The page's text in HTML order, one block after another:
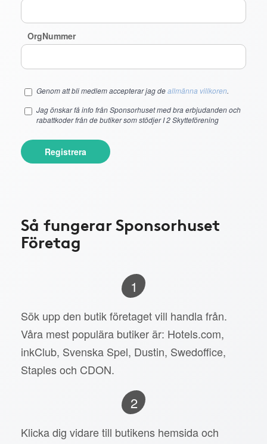
OrgNummer
Genom att bli medlem accepterar jag deallmänna villkoren.
Jag önskar få info från Sponsorhuset med bra erbjudanden och
rabattkoder från de butiker som stödjer I 2 Skytteförening
Registrera
Så fungerar Sponsorhuset
Företag
1
Sök upp den butik företaget vill handla från.
Våra mest populära butiker är: Hotels.com,
inkClub, Svenska Spel, Dustin, Swedoffice,
Staples och CDON.
2
Klicka dig vidare till butikens hemsida och